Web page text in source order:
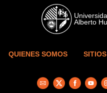
Skip to main content
QUIENES SOMOS